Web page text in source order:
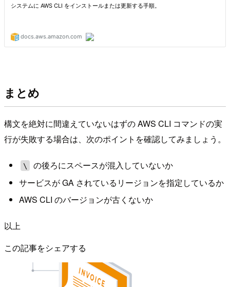
まとめ
構文を絶対に間違えていないはずの AWS CLI コマンドの実
行が失敗する場合は、次のポイントを確認してみましょう。
\
の後ろにスペースが混入していないか
サービスが GA されているリージョンを指定しているか
AWS CLI のバージョンが古くないか
以上
この記事をシェアする